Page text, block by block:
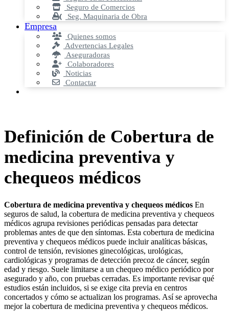
Seguro de Comercios
Seg. Maquinaria de Obra
Empresa
Quienes somos
Advertencias Legales
Aseguradoras
Colaboradores
Noticias
Contactar
Definición de Cobertura de
medicina preventiva y
chequeos médicos
Cobertura de medicina preventiva y chequeos médicos En
seguros de salud, la cobertura de medicina preventiva y chequeos
médicos agrupa revisiones periódicas pensadas para detectar
problemas antes de que den síntomas. Esta cobertura de medicina
preventiva y chequeos médicos puede incluir analíticas básicas,
control de tensión, revisiones ginecológicas, urológicas,
cardiológicas y programas de detección precoz de cáncer, según
edad y riesgo. Suele limitarse a un chequeo médico periódico por
asegurado y año, con pruebas cerradas. Es importante revisar qué
estudios están incluidos, si se exige cita previa en centros
concertados y cómo se actualizan los programas. Así se aprovecha
mejor la cobertura de medicina preventiva y chequeos médicos.